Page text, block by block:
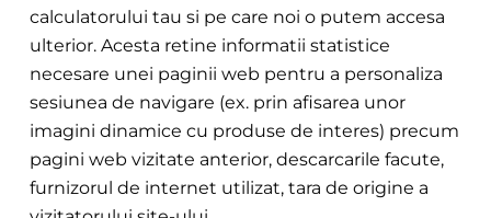
calculatorului tau si pe care noi o putem accesa
ulterior. Acesta retine informatii statistice
necesare unei paginii web pentru a personaliza
sesiunea de navigare (ex. prin afisarea unor
imagini dinamice cu produse de interes) precum
pagini web vizitate anterior, descarcarile facute,
furnizorul de internet utilizat, tara de origine a